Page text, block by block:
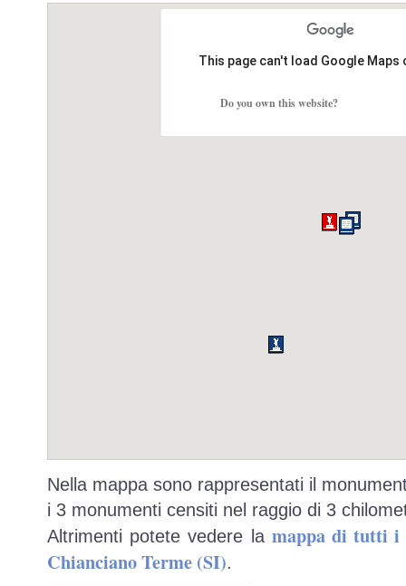
This page can't load Google
Do you own this website?
Nella mappa sono rappresentati il
i 3 monumenti censiti nel raggio di 3
Altrimenti potete vedere la mappa di tutti i
Chianciano Terme (SI).